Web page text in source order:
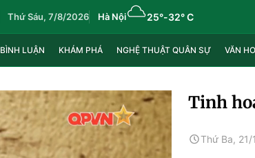
Thứ Sáu, 7/8/2026 Hà Nội 25°-32° C
BÌNH LUẬN KHÁM PHÁ NGHỆ THUẬT QUÂN SỰ VĂN
Tinh
Thứ Ba,